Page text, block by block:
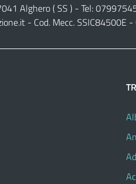
Alghero ( SS ) - Tel:
- Cod. Mecc. SSIC84500E -